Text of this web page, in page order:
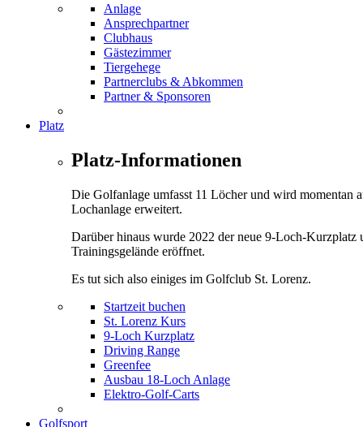
Anlage
Ansprechpartner
Clubhaus
Gästezimmer
Tiergehege
Partnerclubs & Abkommen
Partner & Sponsoren
Platz
Platz-Informationen
Die Golfanlage umfasst 11 Löcher und wird momentan
Lochanlage erweitert.
Darüber hinaus wurde 2022 der neue 9-Loch-Kurzplatz
Trainingsgelände eröffnet.
Es tut sich also einiges im Golfclub St. Lorenz.
Startzeit buchen
St. Lorenz Kurs
9-Loch Kurzplatz
Driving Range
Greenfee
Ausbau 18-Loch Anlage
Elektro-Golf-Carts
Golfsport